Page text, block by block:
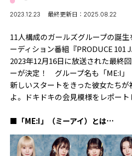
YouTube
FORTUNE
ゲッターズ飯田
MISS SEVENTEEN
ミスセブンティーンニュース
MAGAZINE
バックナンバー
INFORMATION
Seventeenについて
2023.12.23 最終更新日：2025.08.22
11人構成のガールズグループの誕
ーディション番組『PRODUCE 101
2023年12月16日に放送された最終
ーが決定！ グループ名も「ME:I」
新しいスタートをきった彼女たち
よ。ドキドキの会見模様をレポー
■「ME:I」（ミーアイ）とは…